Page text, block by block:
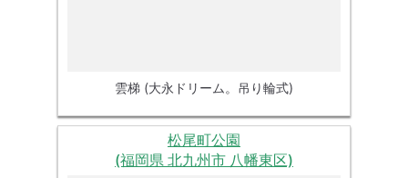
雲梯 (大永ドリーム。吊り輪式)
松尾町公園
(福岡県 北九州市 八幡東区)